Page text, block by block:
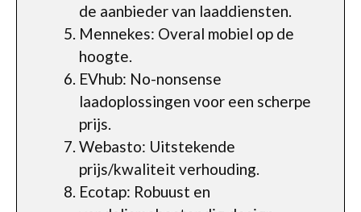
de aanbieder van laaddiensten.
Mennekes: Overal mobiel op de
hoogte.
EVhub: No-nonsense
laadoplossingen voor een scherpe
prijs.
Webasto: Uitstekende
prijs/kwaliteit verhouding.
Ecotap: Robuust en